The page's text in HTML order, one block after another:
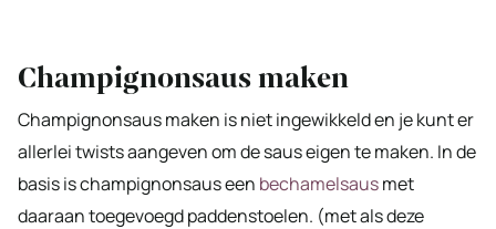
Champignonsaus maken
Champignonsaus maken is niet ingewikkeld en je kunt er
allerlei twists aangeven om de saus eigen te maken. In de
basis is champignonsaus een bechamelsausmet
daaraan toegevoegd paddenstoelen. (met als deze